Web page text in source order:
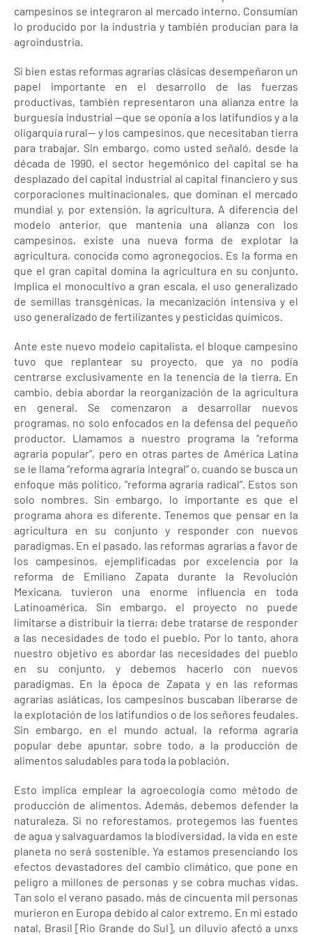
campesinos se integraron al mercado interno. Consumían
lo producido por la industria y también producían para la
agroindustria.
Si bien estas reformas agrarias clásicas desempeñaron un
papel importante en el desarrollo de las fuerzas
productivas, también representaron una alianza entre la
burguesía industrial —que se oponía a los latifundios y a la
oligarquía rural— y los campesinos, que necesitaban tierra
para trabajar. Sin embargo, como usted señaló, desde la
década de 1990, el sector hegemónico del capital se ha
desplazado del capital industrial al capital financiero y sus
corporaciones multinacionales, que dominan el mercado
mundial y, por extensión, la agricultura. A diferencia del
modelo anterior, que mantenía una alianza con los
campesinos, existe una nueva forma de explotar la
agricultura, conocida como agronegocios. Es la forma en
que el gran capital domina la agricultura en su conjunto.
Implica el monocultivo a gran escala, el uso generalizado
de semillas transgénicas, la mecanización intensiva y el
uso generalizado de fertilizantes y pesticidas químicos.
Ante este nuevo modelo capitalista, el bloque campesino
tuvo que replantear su proyecto, que ya no podía
centrarse exclusivamente en la tenencia de la tierra. En
cambio, debía abordar la reorganización de la agricultura
en general. Se comenzaron a desarrollar nuevos
programas, no solo enfocados en la defensa del pequeño
productor. Llamamos a nuestro programa la “reforma
agraria popular”, pero en otras partes de América Latina
se le llama “reforma agraria integral” o, cuando se busca un
enfoque más político, “reforma agraria radical”. Estos son
solo nombres. Sin embargo, lo importante es que el
programa ahora es diferente. Tenemos que pensar en la
agricultura en su conjunto y responder con nuevos
paradigmas. En el pasado, las reformas agrarias a favor de
los campesinos, ejemplificadas por excelencia por la
reforma de Emiliano Zapata durante la Revolución
Mexicana, tuvieron una enorme influencia en toda
Latinoamérica. Sin embargo, el proyecto no puede
limitarse a distribuir la tierra; debe tratarse de responder
a las necesidades de todo el pueblo. Por lo tanto, ahora
nuestro objetivo es abordar las necesidades del pueblo
en su conjunto, y debemos hacerlo con nuevos
paradigmas. En la época de Zapata y en las reformas
agrarias asiáticas, los campesinos buscaban liberarse de
la explotación de los latifundios o de los señores feudales.
Sin embargo, en el mundo actual, la reforma agraria
popular debe apuntar, sobre todo, a la producción de
alimentos saludables para toda la población.
Esto implica emplear la agroecología como método de
producción de alimentos. Además, debemos defender la
naturaleza. Si no reforestamos, protegemos las fuentes
de agua y salvaguardamos la biodiversidad, la vida en este
planeta no será sostenible. Ya estamos presenciando los
efectos devastadores del cambio climático, que pone en
peligro a millones de personas y se cobra muchas vidas.
Tan solo el verano pasado, más de cincuenta mil personas
murieron en Europa debido al calor extremo. En mi estado
natal, Brasil [Rio Grande do Sul], un diluvio afectó a unxs